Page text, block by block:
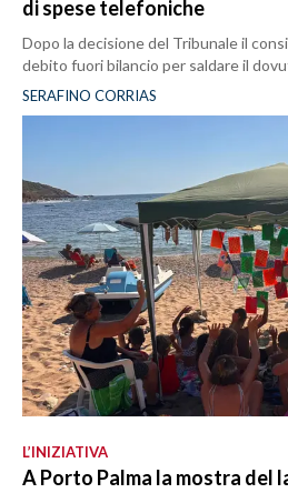
di spese telefoniche
Dopo la decisione del Tribunale il
debito fuori bilancio per saldare il
SERAFINO CORRIAS
L’INIZIATIVA
A Porto Palma la mostra